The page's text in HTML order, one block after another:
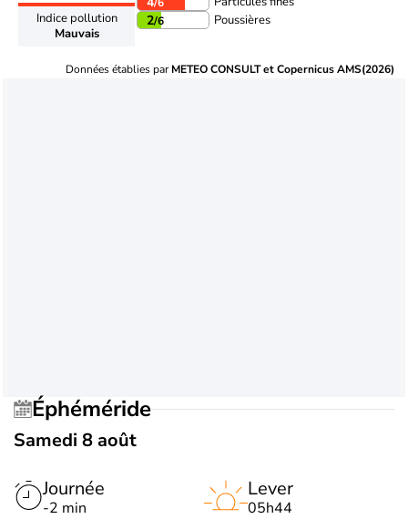
Indice pollution
Mauvais
2/6 Poussières
Données établies parMETEO CONSULT et Copernicus AMS(2026)
Éphéméride
Samedi 8 août
Journée
-2 min
Lever
05h44